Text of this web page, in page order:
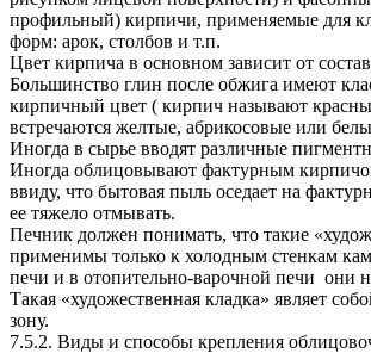
профильный) кирпичи, применяемые для
форм: арок, столбов и т.п.
Цвет кирпича в основном зависит от
Большинство глин после обжига имеют
кирпичный цвет ( кирпич называют
встречаются желтые, абрикосовые или
Иногда в сырье вводят различные
Иногда облицовывают фактурным
ввиду, что бытовая пыль оседает на
ее тяжело отмывать.
Печник должен понимать, что такие
применимы только к холодным стенкам
печи и в отопительно-варочной печи они
Такая «художественная кладка» являет
зону.
7.5.2. Виды и способы крепления